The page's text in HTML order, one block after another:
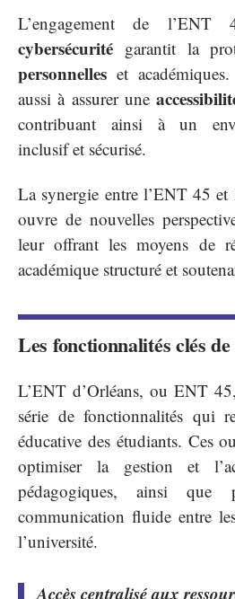
L’engagement de
cybersécurité garantit la
personnelles et
aussi à assurer une
contribuant ainsi à un
inclusif et sécurisé.
La synergie entre l’ENT 45 et
ouvre de nouvelles
leur offrant les moyens de
académique structuré et
Les fonctionnalités clés
L’ENT d’Orléans, ou ENT
série de fonctionnalités qui
éducative des étudiants. Ces
optimiser la gestion et
pédagogiques, ainsi que
communication fluide entre
l’université.
Accès centralisé aux